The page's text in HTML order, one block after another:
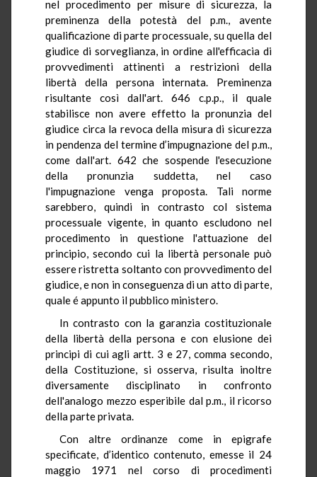
nel procedimento per misure di sicurezza, la
preminenza della potestà del p.m., avente
qualificazione di parte processuale, su quella del
giudice di sorveglianza, in ordine all'efficacia di
provvedimenti attinenti a restrizioni della
libertà della persona internata. Preminenza
risultante così dall'art. 646 c.p.p., il quale
stabilisce non avere effetto la pronunzia del
giudice circa la revoca della misura di sicurezza
in pendenza del termine d’impugnazione del p.m.,
come dall'art. 642 che sospende l'esecuzione
della pronunzia suddetta, nel caso
l'impugnazione venga proposta. Tali norme
sarebbero, quindi in contrasto col sistema
processuale vigente, in quanto escludono nel
procedimento in questione l'attuazione del
principio, secondo cui la libertà personale può
essere ristretta soltanto con provvedimento del
giudice, e non in conseguenza di un atto di parte,
quale é appunto il pubblico ministero.
In contrasto con la garanzia costituzionale
della libertà della persona e con elusione dei
principi di cui agli artt. 3 e 27, comma secondo,
della Costituzione, si osserva, risulta inoltre
diversamente disciplinato in confronto
dell'analogo mezzo esperibile dal p.m., il ricorso
della parte privata.
Con altre ordinanze come in epigrafe
specificate, d’identico contenuto, emesse il 24
maggio 1971 nel corso di procedimenti